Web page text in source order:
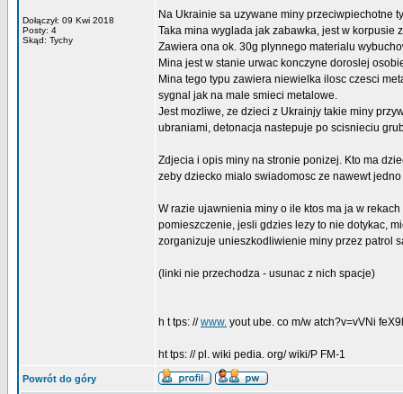
Dołączył: 09 Kwi 2018
Posty: 4
Skąd: Tychy
Na Ukrainie sa uzywane miny przeciwpiechotne
Taka mina wyglada jak zabawka, jest w korpusie
Zawiera ona ok. 30g plynnego materialu
Mina jest w stanie urwac konczyne doroslej
Mina tego typu zawiera niewielka ilosc czesci
sygnal jak na male smieci metalowe.
Jest mozliwe, ze dzieci z Ukrainjy takie miny
ubraniami, detonacja nastepuje po scisnieciu
Zdjecia i opis miny na stronie ponizej. Kto ma
zeby dziecko mialo swiadomosc ze nawewt
W razie ujawnienia miny o ile ktos ma ja w
pomieszczenie, jesli gdzies lezy to nie dotykac,
zorganizuje unieszkodliwienie miny przez patrol
(linki nie przechodza - usunac z nich spacje)
h t tps: //www. yout ube. co m/w atch?v=vVNi
ht tps: // pl. wiki pedia. org/ wiki/P FM-1
Powrót do góry